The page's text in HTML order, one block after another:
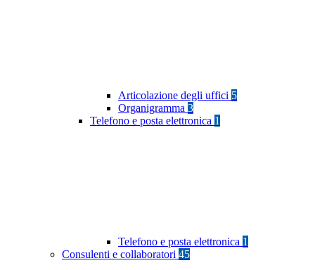
Articolazione degli uffici 5
Organigramma 3
Telefono e posta elettronica 1
Telefono e posta elettronica 1
Consulenti e collaboratori 45